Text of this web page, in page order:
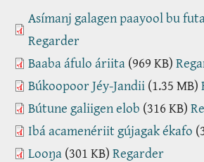
Asímanj galagen paayool bu
Regarder
Baaba áfulo áriita (969 KB)
Búkoopoor Jéy-Jandii (1.35 MB)
Bútune galiigen elob (316 KB)
Ibá acamenériit gújagak ékafo
Looŋa (301 KB) Regarder